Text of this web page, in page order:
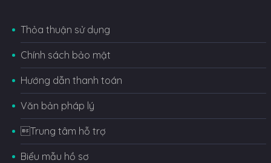
Thỏa thuận sử dụng
Chính sách bảo mật
Hướng dẫn thanh toán
Văn bản pháp lý
Trung tâm hỗ trợ
Biểu mẫu hồ sơ